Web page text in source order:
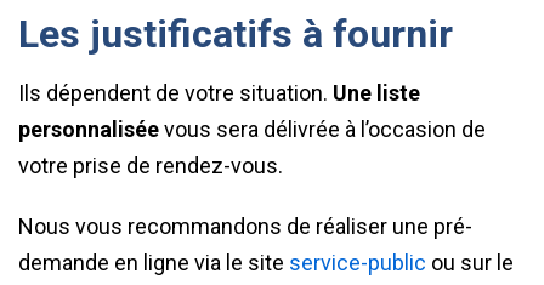
Les justificatifs à fournir
Ils dépendent de votre situation. Une liste
personnaliséevous sera délivrée à l’occasion de
votre prise de rendez-vous.
Nous vous recommandons de réaliser une pré-
demande en ligne via le site service-public ou sur le